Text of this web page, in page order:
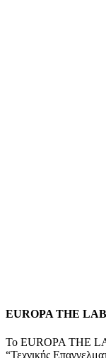
EUROPA THE LAB
To EUROPA THE
“Τεχνικής